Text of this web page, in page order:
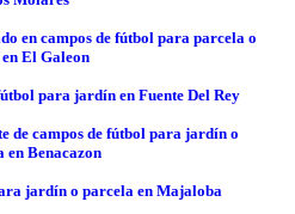
en campos de fútbol para parcela o
El Galeon
para jardín en Fuente Del Rey
de campos de fútbol para jardín o
en Benacazon
jardín o parcela en Majaloba